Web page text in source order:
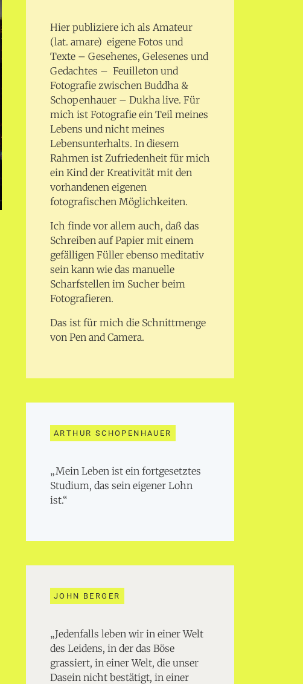
Hier publiziere ich als Amateur
(lat. amare) eigene Fotos und
Texte – Gesehenes, Gelesenes und
Gedachtes – Feuilleton und
Fotografie zwischen Buddha &
Schopenhauer – Dukha live. Für
mich ist Fotografie ein Teil meines
Lebens und nicht meines
Lebensunterhalts. In diesem
Rahmen ist Zufriedenheit für mich
ein Kind der Kreativität mit den
vorhandenen eigenen
fotografischen Möglichkeiten.
Ich finde vor allem auch, daß das
Schreiben auf Papier mit einem
gefälligen Füller ebenso meditativ
sein kann wie das manuelle
Scharfstellen im Sucher beim
Fotografieren.
Das ist für mich die Schnittmenge
von Pen and Camera.
ARTHUR SCHOPENHAUER
„Mein Leben ist ein fortgesetztes
Studium, das sein eigener Lohn
ist.“
JOHN BERGER
„Jedenfalls leben wir in einer Welt
des Leidens, in der das Böse
grassiert, in einer Welt, die unser
Dasein nicht bestätigt, in einer